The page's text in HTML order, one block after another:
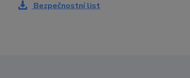
Bezpečnostní list